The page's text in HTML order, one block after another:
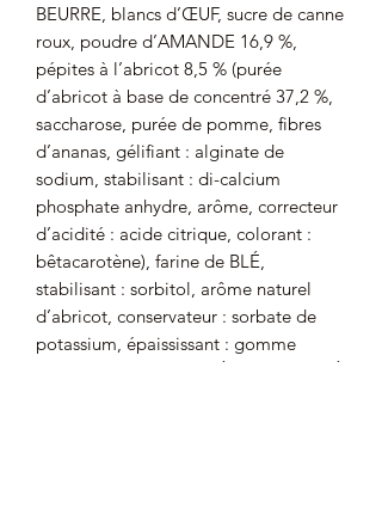
BEURRE, blancs d’ŒUF, sucre de canne
roux, poudre d’AMANDE 16,9 %,
pépites à l’abricot 8,5 % (purée
d’abricot à base de concentré 37,2 %,
saccharose, purée de pomme, fibres
d’ananas, gélifiant : alginate de
sodium, stabilisant : di-calcium
phosphate anhydre, arôme, correcteur
d’acidité : acide citrique, colorant :
bêtacarotène), farine de BLÉ,
stabilisant : sorbitol, arôme naturel
d’abricot, conservateur : sorbate de
potassium, épaississant : gomme